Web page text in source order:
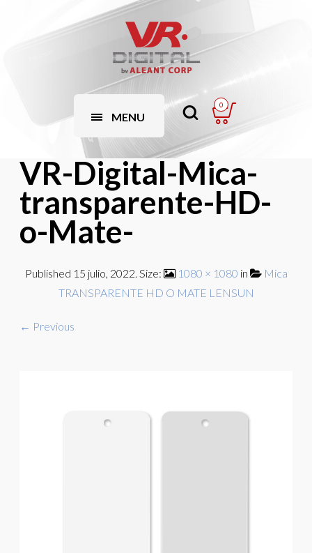
MENU
0
VR-Digital-Mica-
transparente-HD-
o-Mate-
Published 15 julio, 2022. Size: 1080 × 1080 in
Mica
TRANSPARENTE HD O MATE LENSUN
← Previous